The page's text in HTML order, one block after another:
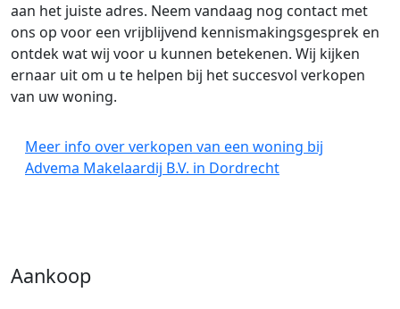
aan het juiste adres. Neem vandaag nog contact met
ons op voor een vrijblijvend kennismakingsgesprek en
ontdek wat wij voor u kunnen betekenen. Wij kijken
ernaar uit om u te helpen bij het succesvol verkopen
van uw woning.
Meer info over verkopen van een woning bij
Advema Makelaardij B.V. in Dordrecht
Aankoop